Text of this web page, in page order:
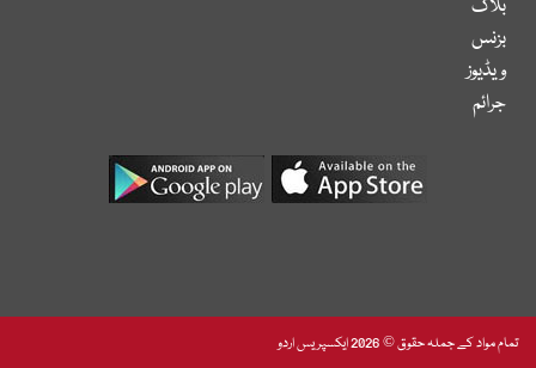
بلاگ
بزنس
ویڈیوز
جرائم
تمام مواد کے جملہ حقوق © 2026 ایکسپریس اردو